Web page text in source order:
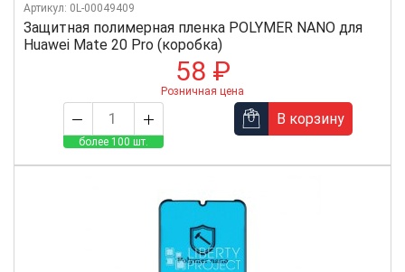
Защитная полимерная пленка POLYMER NANO для
Huawei Mate 20 Pro (коробка)
Артикул: 0L-00049409
58 ₽
Розничная цена
более 100 шт.
В корзину